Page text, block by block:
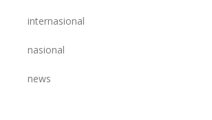
internasional
nasional
news